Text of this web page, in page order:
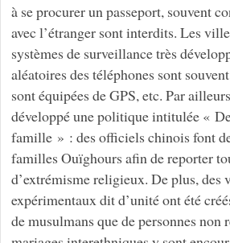
à se procurer un passeport, souvent
avec l’étranger sont interdits. Les
systèmes de surveillance très
aléatoires des téléphones sont
sont équipées de GPS, etc. Par
développé une politique intitulée «
famille » : des officiels chinois font
familles Ouïghours afin de reporter
d’extrémisme religieux. De plus, des
expérimentaux dit d’unité ont été
de musulmans que de personnes non